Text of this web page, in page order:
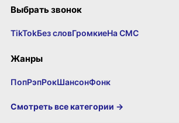
Выбрать звонок
TikTokБез словГромкиеНа СМС
Жанры
ПопРэпРокШансонФонк
Смотреть все категории →